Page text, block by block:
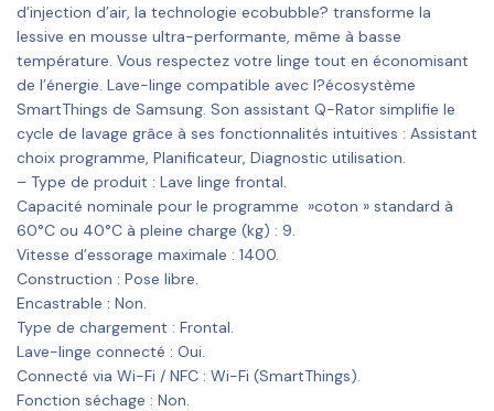
d’injection d’air, la technologie ecobubble? transforme la
lessive en mousse ultra-performante, même à basse
température. Vous respectez votre linge tout en économisant
de l’énergie. Lave-linge compatible avec l?écosystème
SmartThings de Samsung. Son assistant Q-Rator simplifie le
cycle de lavage grâce à ses fonctionnalités intuitives : Assistant
choix programme, Planificateur, Diagnostic utilisation.
– Type de produit : Lave linge frontal.
Capacité nominale pour le programme »coton » standard à
60°C ou 40°C à pleine charge (kg) : 9.
Vitesse d’essorage maximale : 1400.
Construction : Pose libre.
Encastrable : Non.
Type de chargement : Frontal.
Lave-linge connecté : Oui.
Connecté via Wi-Fi / NFC : Wi-Fi (SmartThings).
Fonction séchage : Non.